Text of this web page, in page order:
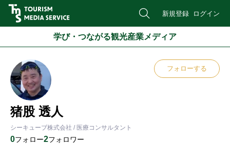
新規登録 ログイン
学び・つながる観光産業メディア
猪股 透人
シーキューブ株式会社 / 医療コンサルタント
0フォロー2フォロワー
フォローする